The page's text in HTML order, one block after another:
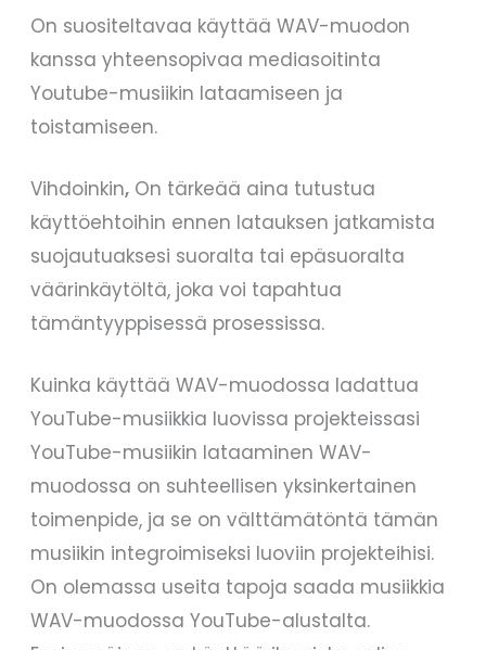
On suositeltavaa käyttää WAV-muodon
kanssa yhteensopivaa mediasoitinta
Youtube-musiikin lataamiseen ja
toistamiseen.
Vihdoinkin, On tärkeää aina tutustua
käyttöehtoihin ennen latauksen jatkamista
suojautuaksesi suoralta tai epäsuoralta
väärinkäytöltä, joka voi tapahtua
tämäntyyppisessä prosessissa.
Kuinka käyttää WAV-muodossa ladattua
YouTube-musiikkia luovissa projekteissasi
YouTube-musiikin lataaminen WAV-
muodossa on suhteellisen yksinkertainen
toimenpide, ja se on välttämätöntä tämän
musiikin integroimiseksi luoviin projekteihisi.
On olemassa useita tapoja saada musiikkia
WAV-muodossa YouTube-alustalta.